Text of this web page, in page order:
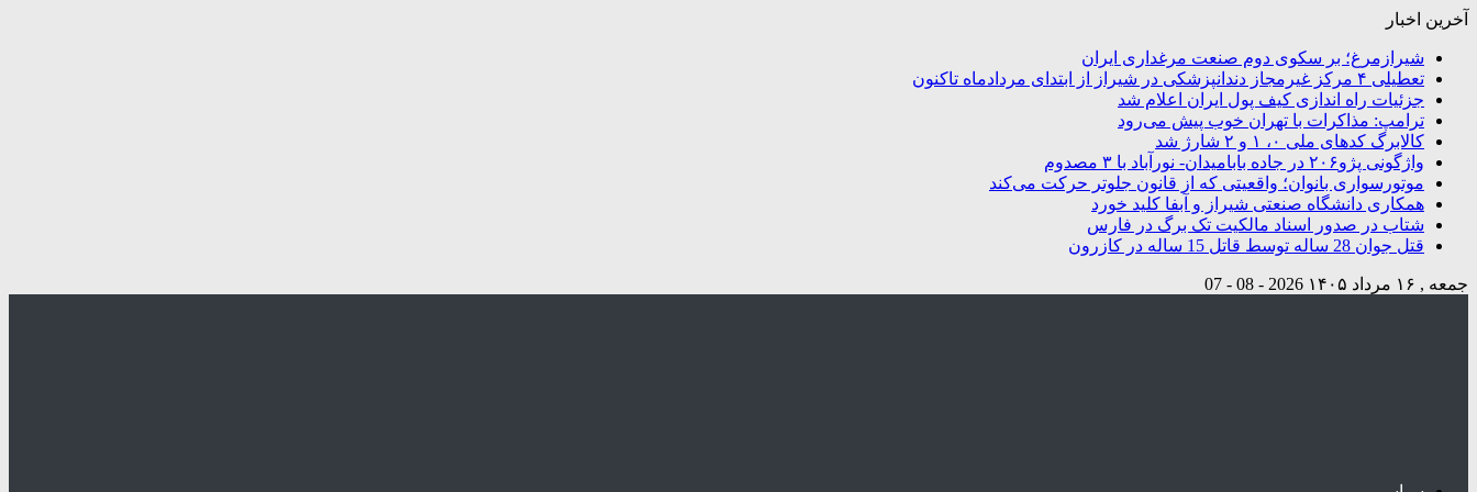
آخرین اخبار
شیرازمرغ؛ بر سکوی دوم صنعت مرغداری ایران
تعطیلی ۴ مرکز غیرمجاز دندانپزشکی در شیراز از ابتدای مردادماه تاکنون
جزئیات راه اندازی کیف پول ایران اعلام شد
ترامپ: مذاکرات با تهران خوب پیش می‌رود
کالابرگ کدهای ملی ۰، ۱ و ۲ شارژ شد
واژگونی پژو۲۰۶ در جاده بابامیدان- نورآباد با ۳ مصدوم
موتورسواری بانوان؛ واقعیتی که از قانون جلوتر حرکت می‌کند
همکاری دانشگاه صنعتی شیراز و آبفا کلید خورد
شتاب در صدور اسناد مالکیت تک برگ در فارس
قتل جوان 28 ساله توسط قاتل 15 ساله در کازرون
جمعه , ۱۶ مرداد ۱۴۰۵ 2026 - 08 - 07